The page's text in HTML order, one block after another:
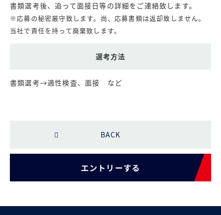
書類選考後、追って面接日等の詳細をご連絡致します。
※応募の秘密厳守致します。尚、応募書類は返却致しません。
当社で責任を持って廃棄致します。
選考方法
書類選考→適性検査、面接 など
BACK
エントリーする